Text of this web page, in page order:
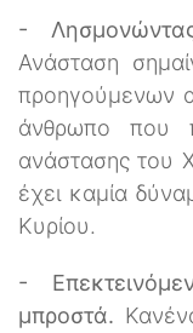
-
Ανάσταση
προηγούμενων
άνθρωπο που
ανάστασης του
έχει καμία
Κυρίου.
-
μπροστά.